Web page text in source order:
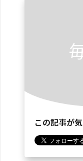
この記事が